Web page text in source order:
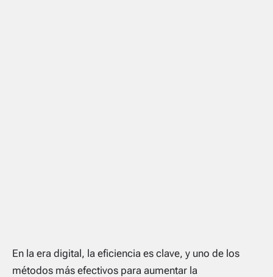
En la era digital, la eficiencia es clave, y uno de los
métodos más efectivos para aumentar la